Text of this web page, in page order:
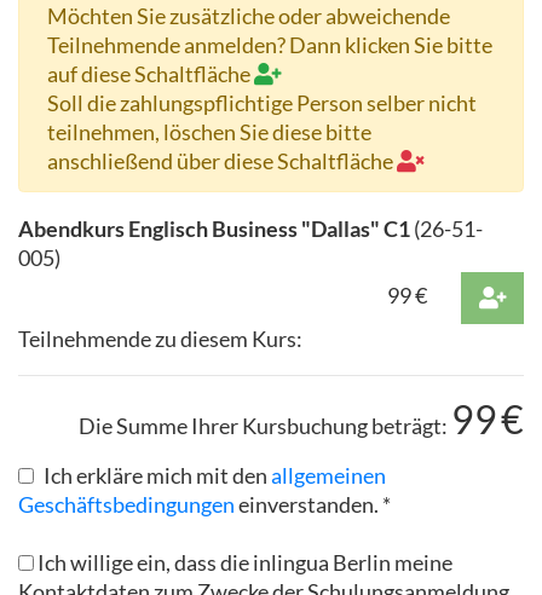
Möchten Sie zusätzliche oder abweichende
Teilnehmende anmelden? Dann klicken Sie bitte
auf diese Schaltfläche
Soll die zahlungspflichtige Person selber nicht
teilnehmen, löschen Sie diese bitte
anschließend über diese Schaltfläche
Abendkurs Englisch Business "Dallas" C1(26-51-
005)
99€
Teilnehmende zu diesem Kurs:
Die Summe Ihrer Kursbuchung beträgt: 99€
Ich erkläre mich mit denallgemeinen
Geschäftsbedingungeneinverstanden. *
Ich willige ein, dass die inlingua Berlin meine